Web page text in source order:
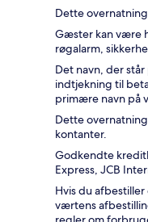
Dette
Gæster kan være
røgalarm,
Det navn, der
indtjekning til
primære navn på
Dette
kontanter.
Godkendte
Express, JCB
Hvis du
værtens